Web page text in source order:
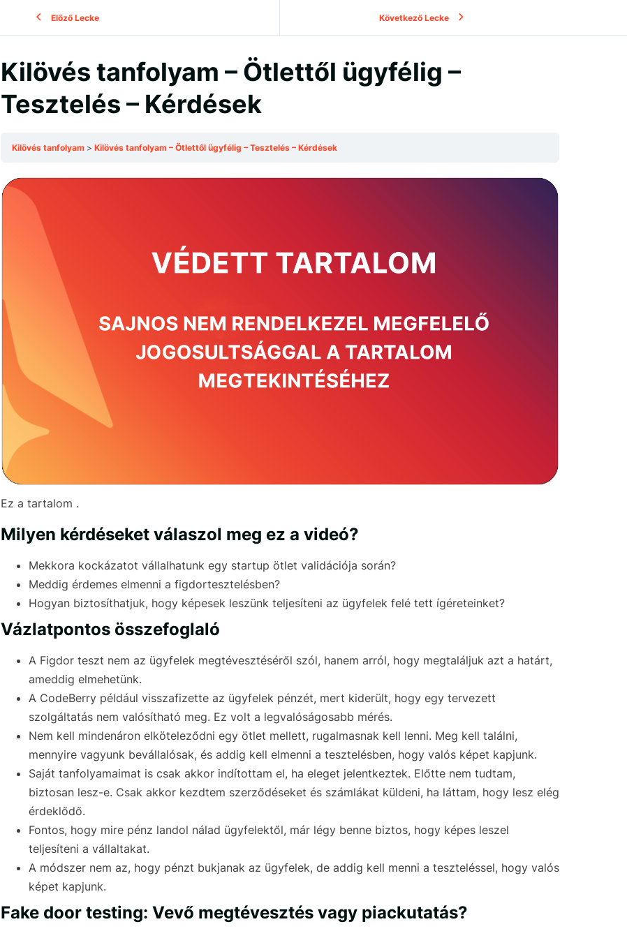
Előző Lecke Következő Lecke
Kilövés tanfolyam – Ötlettől ügyfélig –
Tesztelés – Kérdések
Kilövés tanfolyam Kilövés tanfolyam – Ötlettől ügyfélig – Tesztelés – Kérdések
Ez a tartalom .
Milyen kérdéseket válaszol meg ez a videó?
Mekkora kockázatot vállalhatunk egy startup ötlet validációja során?
Meddig érdemes elmenni a figdortesztelésben?
Hogyan biztosíthatjuk, hogy képesek leszünk teljesíteni az ügyfelek felé tett ígéreteinket?
Vázlatpontos összefoglaló
A Figdor teszt nem az ügyfelek megtévesztéséről szól, hanem arról, hogy megtaláljuk azt a határt,
ameddig elmehetünk.
A CodeBerry például visszafizette az ügyfelek pénzét, mert kiderült, hogy egy tervezett
szolgáltatás nem valósítható meg. Ez volt a legvalóságosabb mérés.
Nem kell mindenáron elköteleződni egy ötlet mellett, rugalmasnak kell lenni. Meg kell találni,
mennyire vagyunk bevállalósak, és addig kell elmenni a tesztelésben, hogy valós képet kapjunk.
Saját tanfolyamaimat is csak akkor indítottam el, ha eleget jelentkeztek. Előtte nem tudtam,
biztosan lesz-e. Csak akkor kezdtem szerződéseket és számlákat küldeni, ha láttam, hogy lesz elég
érdeklődő.
Fontos, hogy mire pénz landol nálad ügyfelektől, már légy benne biztos, hogy képes leszel
teljesíteni a vállaltakat.
A módszer nem az, hogy pénzt bukjanak az ügyfelek, de addig kell menni a teszteléssel, hogy valós
képet kapjunk.
Fake door testing: Vevő megtévesztés vagy piackutatás?